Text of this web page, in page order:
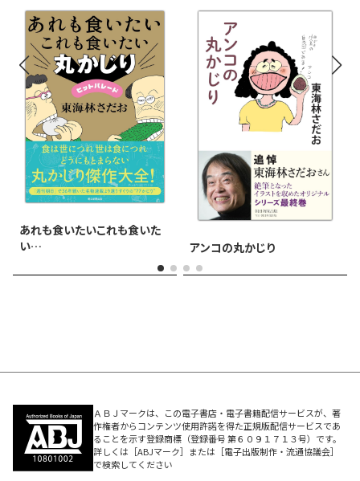
あれも食いたいこれも食いた
い
アンコの丸かじり
ＡＢＪマークは、この電子書店・電子書籍配信サービスが、著
作権者からコンテンツ使用許諾を得た正規版配信サービスであ
ることを示す登録商標（登録番号 第６０９１７１３号）です。
詳しくは［ABJマーク］または［電子出版制作・流通協議会］
で検索してください